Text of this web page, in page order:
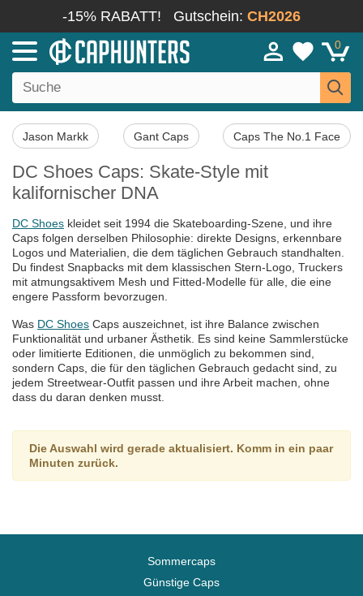
-15% RABATT! Gutschein: CH2026
0
Jason Markk Gant Caps Caps The No.1 Face
DC Shoes Caps: Skate-Style mit
kalifornischer DNA
DC Shoes kleidet seit 1994 die Skateboarding-Szene, und ihre
Caps folgen derselben Philosophie: direkte Designs, erkennbare
Logos und Materialien, die dem täglichen Gebrauch standhalten.
Du findest Snapbacks mit dem klassischen Stern-Logo, Truckers
mit atmungsaktivem Mesh und Fitted-Modelle für alle, die eine
engere Passform bevorzugen.
Was DC Shoes Caps auszeichnet, ist ihre Balance zwischen
Funktionalität und urbaner Ästhetik. Es sind keine Sammlerstücke
oder limitierte Editionen, die unmöglich zu bekommen sind,
sondern Caps, die für den täglichen Gebrauch gedacht sind, zu
jedem Streetwear-Outfit passen und ihre Arbeit machen, ohne
dass du daran denken musst.
Die Auswahl wird gerade aktualisiert. Komm in ein paar
Minuten zurück.
Sommercaps
Günstige Caps